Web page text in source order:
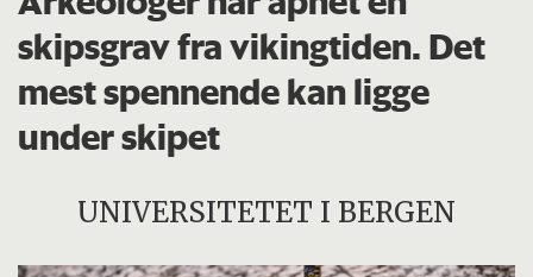
skipsgrav fra vikingtiden. Det
mest spennende kan ligge
under skipet
UNIVERSITETET I BERGEN